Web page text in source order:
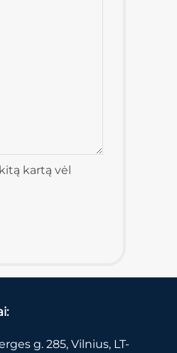
kartą vėl
g. 285, Vilnius, LT-